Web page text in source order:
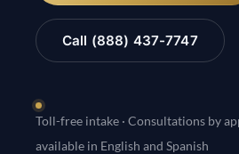
Call (888) 437-7747
Toll-free intake · Consultations by
available in English and Spanish